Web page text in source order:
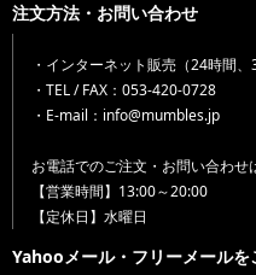
注文方法・お問い合わせ
・インターネット販売（24時間、
・TEL / FAX：053-420-0728
・E-mail：info@mumbles.jp
お電話でのご注文・お問い合わせ
【営業時間】13:00～20:00
【定休日】水曜日
Yahooメール・フリーメールを